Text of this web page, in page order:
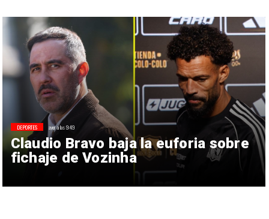
Claudio Bravo baja la euforia sobre
fichaje de Vozinha
DEPORTES ayer a las 9:49